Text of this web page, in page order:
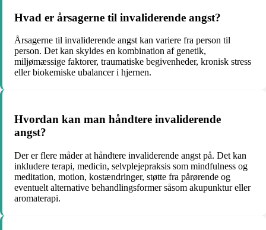
Hvad er årsagerne til invaliderende angst?
Årsagerne til invaliderende angst kan variere fra person til
person. Det kan skyldes en kombination af genetik,
miljømæssige faktorer, traumatiske begivenheder, kronisk stress
eller biokemiske ubalancer i hjernen.
Hvordan kan man håndtere invaliderende
angst?
Der er flere måder at håndtere invaliderende angst på. Det kan
inkludere terapi, medicin, selvplejepraksis som mindfulness og
meditation, motion, kostændringer, støtte fra pårørende og
eventuelt alternative behandlingsformer såsom akupunktur eller
aromaterapi.